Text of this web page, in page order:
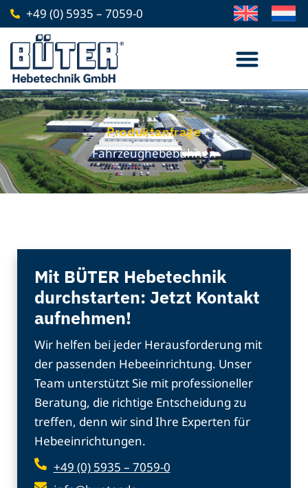
Zum
Inhalt
springen
+49 (0) 5935 – 7059-0
Produktanfrage
Fahrzeughebebühnen
Mit BÜTER Hebetechnik
durchstarten: Jetzt Kontakt
aufnehmen!
Wir helfen bei jeder Herausforderung mit
der passenden Hebeeinrichtung. Unser
Team unterstützt Sie mit professioneller
Beratung, die richtige Entscheidung zu
treffen, denn wir sind Ihre Experten für
Hebeeinrichtungen.
+49 (0) 5935 – 7059-0